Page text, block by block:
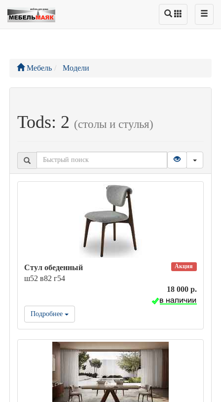
Мебель Модели
Tods: 2 (столы и стулья)
Акция
Стул обеденный
ш52 в82 г54
18 000 р.
Подробнее